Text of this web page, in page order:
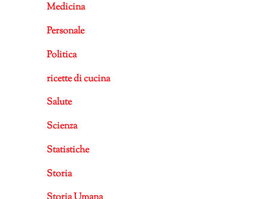
Medicina
Personale
Politica
ricette di cucina
Salute
Scienza
Statistiche
Storia